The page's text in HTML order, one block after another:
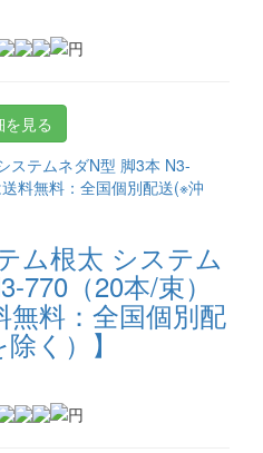
を見る
ム根太 システム
770（20本/束）
無料：全国個別配
く）】